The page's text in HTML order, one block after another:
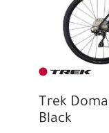
Trek
Black